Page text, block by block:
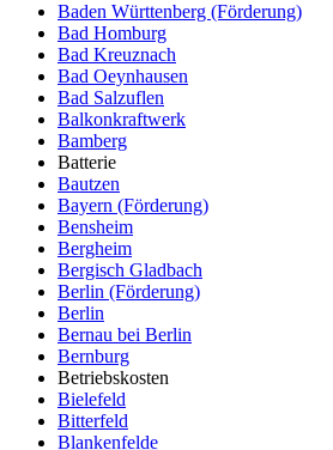
Baden Württenberg (Förderung)
Bad Homburg
Bad Kreuznach
Bad Oeynhausen
Bad Salzuflen
Balkonkraftwerk
Bamberg
Batterie
Bautzen
Bayern (Förderung)
Bensheim
Bergheim
Bergisch Gladbach
Berlin (Förderung)
Berlin
Bernau bei Berlin
Bernburg
Betriebskosten
Bielefeld
Bitterfeld
Blankenfelde